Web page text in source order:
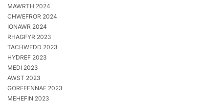
MAWRTH 2024
CHWEFROR 2024
IONAWR 2024
RHAGFYR 2023
TACHWEDD 2023
HYDREF 2023
MEDI 2023
AWST 2023
GORFFENNAF 2023
MEHEFIN 2023